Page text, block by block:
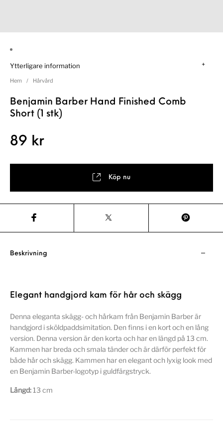
Hem / Hårvård
Benjamin Barber Hand Finished Comb
Short (1 stk)
89 kr
Köp nu
Beskrivning
Elegant handgjord kam för hår och skägg
Denna eleganta skägg- och hårkam från Benjamin Barber är
handgjord i sköldpaddsimitation. Den finns i en kort och en lång
version. Denna version är den korta och har en längd på 13 cm.
Kammen har breda och smala tänder och är därför perfekt för
både hår och skägg. Kammen har en elegant och lyxig look med
en Benjamin Barber-logotyp i guldfärgstryck.
Längd:13 cm
Ytterligare information